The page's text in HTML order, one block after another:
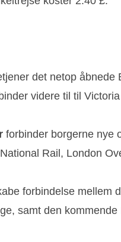
det netop åbnede
videre til til
forbinder borgerne nye
Rail, London
forbindelse mellem
samt den kommende